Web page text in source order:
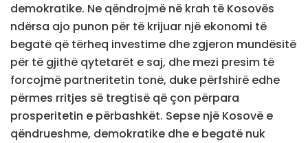
demokratike. Ne qëndrojmë në krah të Kosovës
ndërsa ajo punon për të krijuar një ekonomi të
begatë që tërheq investime dhe zgjeron mundësitë
për të gjithë qytetarët e saj, dhe mezi presim të
forcojmë partneritetin tonë, duke përfshirë edhe
përmes rritjes së tregtisë që çon përpara
prosperitetin e përbashkët. Sepse një Kosovë e
qëndrueshme, demokratike dhe e begatë nuk